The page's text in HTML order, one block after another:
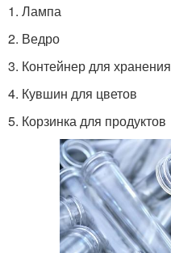
1. Лампа
2. Ведро
3. Контейнер для хранения
4. Кувшин для цветов
5. Корзинка для продуктов